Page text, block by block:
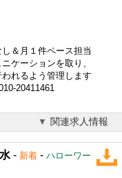
し＆月１件ペース担当
ケーションを取り、
れるよう管理します
20411461
関連求人情報
- 新着 - ハローワー